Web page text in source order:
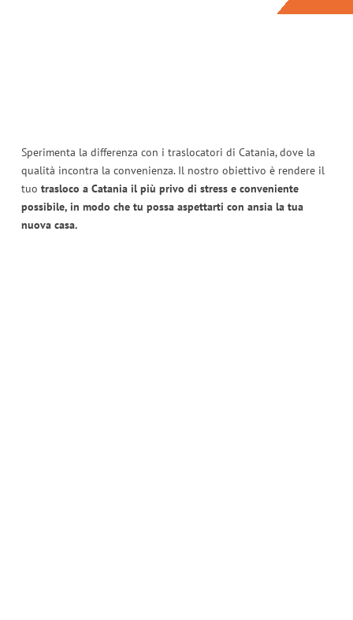
Sperimenta la differenza con i traslocatori di Catania, dove la
qualità incontra la convenienza. Il nostro obiettivo è rendere il
tuo trasloco a Catania il più privo di stress e conveniente
possibile, in modo che tu possa aspettarti con ansia la tua
nuova casa.